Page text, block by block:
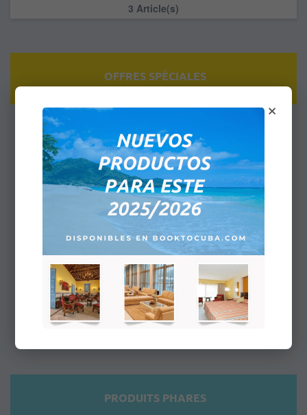
3 Article(s)
OFFRES SPÉCIALES
Jibacoa - Chambre Double - Tout
Compris
Le Jibacoa se compose de 250 chambres
réparties sur dix-huit bâtiments de deux
é…
94,00 $US
PRODUITS PHARES
×